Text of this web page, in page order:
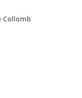
Collomb